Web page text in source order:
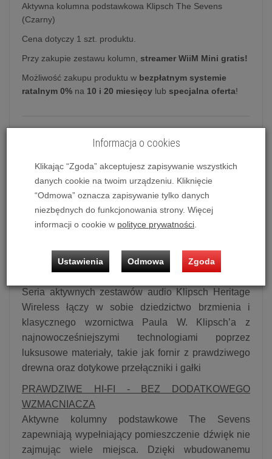
Aktywna kolumna podstawkowa Klipsch The Sevens
(Czarny)
Cena dotyczy 1 szt. produktu.
Przy zakupie zestawu kolumn,
streamer WiiM Mini gratis!
Możliwość zakupu produktu w bezpłatnym systemie
ratalnym 0% na 10 i 20 miesięcy lub specjalna oferta!
Aktywna kolumna podstawkowa Klipsch
The Sevens
to nowy (III.2023) model w ofercie
amerykańskiego producenta.
HDMI-ARC
HDMI-ARC pozwala podłączyć zestaw The Sevens
pomocą dołączonego przewodu HDMI.
Seria aktywnych zestawów audio Klipsch Heritage
Wireless łączy w sobie dziedzictwo brzmienia i
klasycznego wzornictwa Paula W. Klipsch’a z
najnowocześniejszymi technologiami poprzez
luksusowe materiały, takie jak fornir z prawdziwego
drewna oraz dotykowe przełączniki i gałki
PRAWDZIWE HI-FI - BEZ DODATKOWEGO
WZMACNIACZA
Aktywne kolumny podstawkowe The Sevens
zapewniają wypełniający pomieszczenie dźwięk nie
zajmując wiele miejsca. Dzięki wbudowanemu
Informacja o cookies
Klikając “Zgoda” akceptujesz zapisywanie wszystkich
danych cookie na twoim urządzeniu. Kliknięcie
“Odmowa” oznacza zapisywanie tylko danych
niezbędnych do funkcjonowania strony. Więcej
informacji o cookie w polityce prywatności.
Ustawienia Odmowa Zgoda